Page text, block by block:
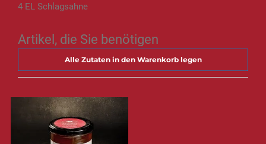
4 EL Schlagsahne
Artikel, die Sie benötigen
Alle Zutaten in den Warenkorb legen